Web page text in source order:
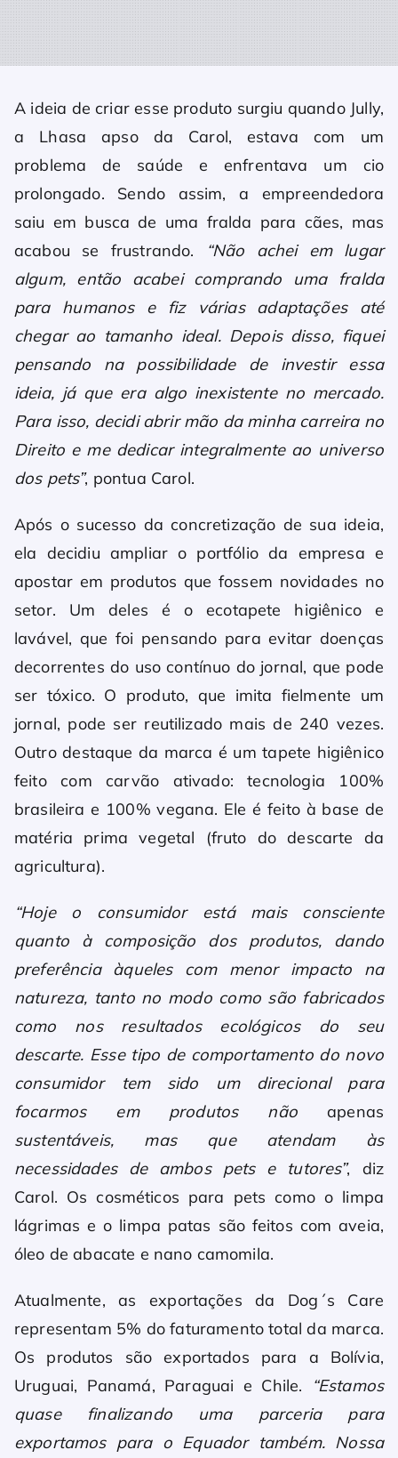
A ideia de criar esse produto surgiu quando Jully,
a Lhasa apso da Carol, estava com um
problema de saúde e enfrentava um cio
prolongado. Sendo assim, a empreendedora
saiu em busca de uma fralda para cães, mas
acabou se frustrando.
“Não achei em lugar
algum, então acabei comprando uma fralda
para humanos e fiz várias adaptações até
chegar ao tamanho ideal. Depois disso, fiquei
pensando na possibilidade de investir essa
ideia, já que era algo inexistente no mercado.
Para isso, decidi abrir mão da minha carreira no
Direito e me dedicar integralmente ao universo
dos pets”, pontua Carol.
Após o sucesso da concretização de sua ideia,
ela decidiu ampliar o portfólio da empresa e
apostar em produtos que fossem novidades no
setor. Um deles é o ecotapete higiênico e
lavável, que foi pensando para evitar doenças
decorrentes do uso contínuo do jornal, que pode
ser tóxico. O produto, que imita fielmente um
jornal, pode ser reutilizado mais de 240 vezes.
Outro destaque da marca é um tapete higiênico
feito com carvão ativado: tecnologia 100%
brasileira e 100% vegana. Ele é feito à base de
matéria prima vegetal (fruto do descarte da
agricultura).
“Hoje o consumidor está mais consciente
quanto à composição dos produtos, dando
preferência àqueles com menor impacto na
natureza, tanto no modo como são fabricados
como nos resultados ecológicos do seu
descarte. Esse tipo de comportamento do novo
consumidor tem sido um direcional para
focarmos em produtos nãoapenas
sustentáveis, mas que atendam às
necessidades de ambos pets e tutores”, diz
Carol. Os cosméticos para pets como o limpa
lágrimas e o limpa patas são feitos com aveia,
óleo de abacate e nano camomila.
Atualmente, as exportações da Dog´s Care
representam 5% do faturamento total da marca.
Os produtos são exportados para a Bolívia,
Uruguai, Panamá, Paraguai e Chile.
“Estamos
quasefinalizando uma parceria para
exportamos para o Equador também. Nossa